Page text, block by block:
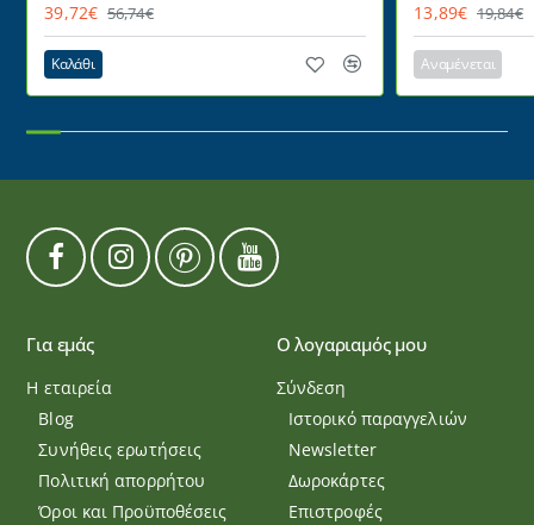
39,72€ 56,74€
Καλάθι
13,89€ 19,84€
Αναμένεται
Για εμάς
Η εταιρεία
Blog
Συνήθεις ερωτήσεις
Πολιτική απορρήτου
Όροι και Προϋποθέσεις
Ο λογαριαμός μου
Σύνδεση
Ιστορικό παραγγελιών
Newsletter
Δωροκάρτες
Επιστροφές